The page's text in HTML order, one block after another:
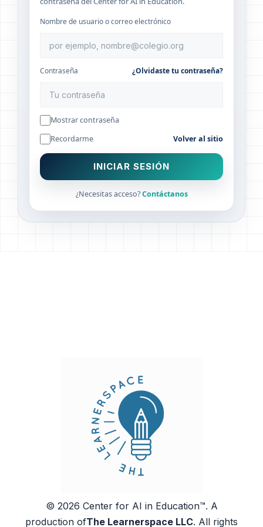
Nombre de usuario o correo electrónico
Contraseña ¿Olvidaste tu contraseña?
Mostrar contraseña
Recordarme
Volver al sitio
INICIAR SESIÓN
¿Necesitas acceso?Contáctanos
© 2026 Center for AI in Education™. A
production ofThe Learnerspace LLC. All rights